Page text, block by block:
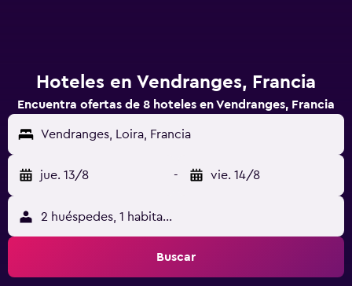
Hoteles en Vendranges, Francia
Encuentra ofertas de 8 hoteles en Vendranges, Francia
Vendranges, Loira, Francia
jue. 13/8 - vie. 14/8
2 huéspedes, 1 habitación
Buscar